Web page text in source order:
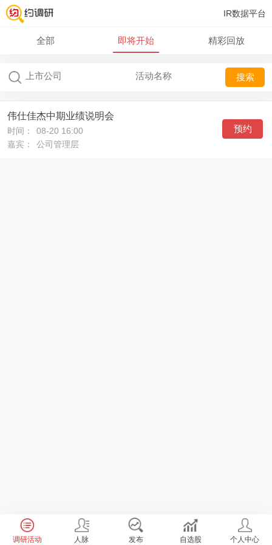
IR数据平台
全部 即将开始 精彩回放
搜索
伟仕佳杰中期业绩说明会
时间：
08-20 16:00
嘉宾：
公司管理层
预约
调研活动 人脉 发布 自选股 个人中心